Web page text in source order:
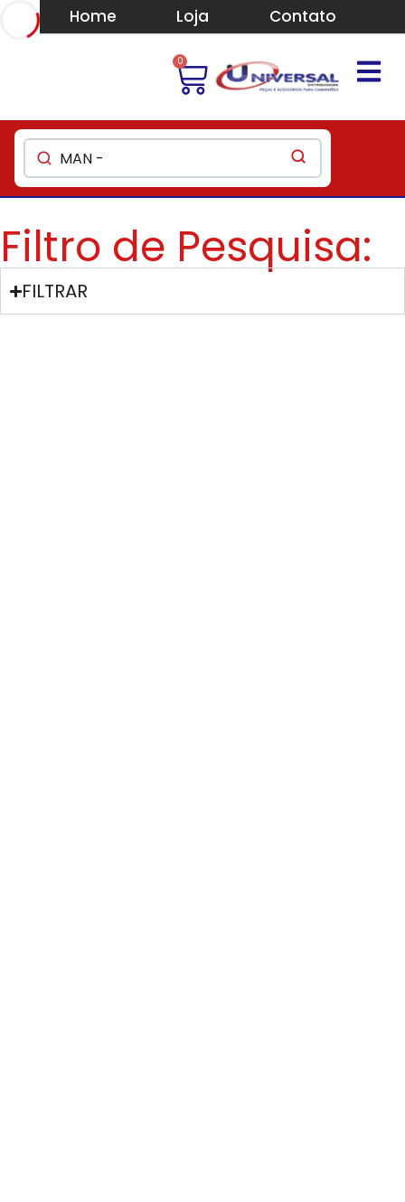
Home Loja Contato
0
Filtro de Pesquisa:
FILTRAR